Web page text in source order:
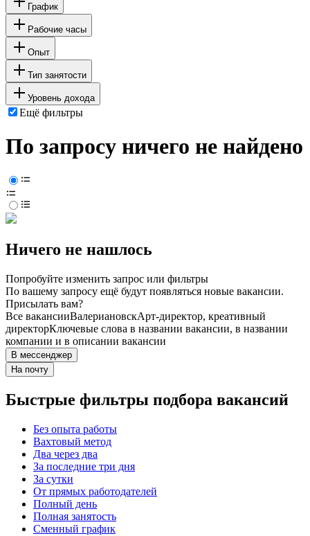
График
Рабочие часы
Опыт
Тип занятости
Уровень дохода
Ещё фильтры
По запросу ничего не найдено
Ничего не нашлось
Попробуйте изменить запрос или фильтры
По вашему запросу ещё будут появляться новые вакансии.
Присылать вам?
Все вакансииВалериановскАрт-директор, креативный
директорКлючевые слова в названии вакансии, в названии
компании и в описании вакансии
В мессенджер
На почту
Быстрые фильтры подбора вакансий
Без опыта работы
Вахтовый метод
Два через два
За последние три дня
За сутки
От прямых работодателей
Полный день
Полная занятость
Сменный график